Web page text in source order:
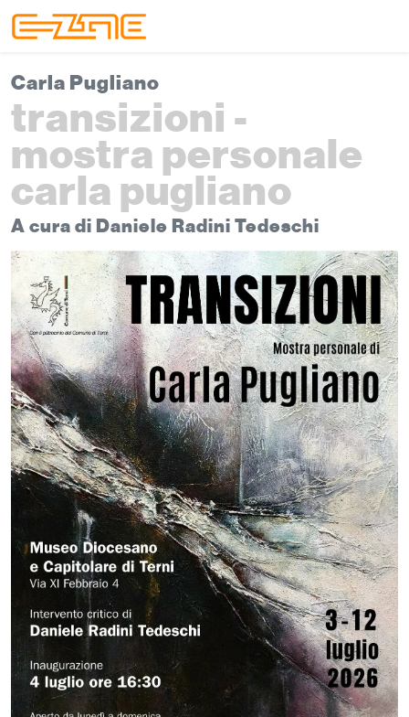
Carla Pugliano
transizioni -
mostra personale
carla pugliano
A cura di Daniele Radini Tedeschi